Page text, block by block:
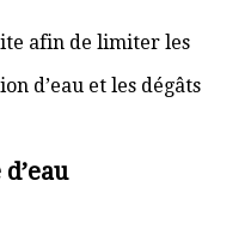
afin de limiter les
d’eau et les dégâts